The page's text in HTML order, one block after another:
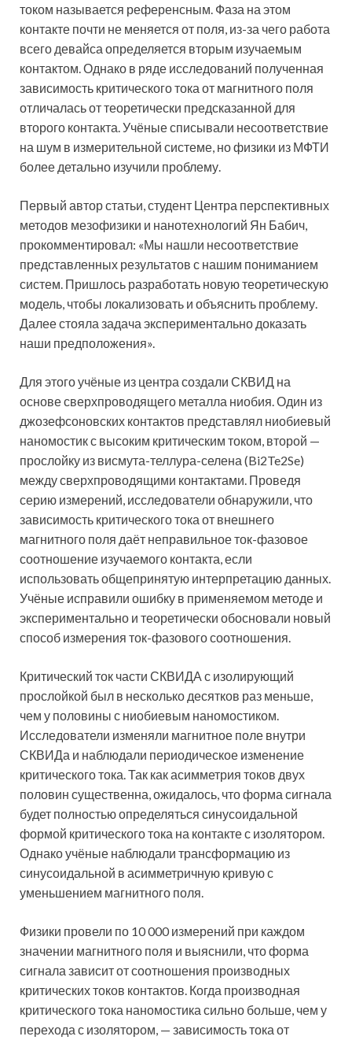
током называется референсным. Фаза на этом
контакте почти не меняется от поля, из-за чего работа
всего девайса определяется вторым изучаемым
контактом. Однако в ряде исследований полученная
зависимость критического тока от магнитного поля
отличалась от теоретически предсказанной для
второго контакта. Учёные списывали несоответствие
на шум в измерительной системе, но физики из МФТИ
более детально изучили проблему.
Первый автор статьи, студент Центра перспективных
методов мезофизики и нанотехнологий Ян Бабич,
прокомментировал: «Мы нашли несоответствие
представленных результатов с нашим пониманием
систем. Пришлось разработать новую теоретическую
модель, чтобы локализовать и объяснить проблему.
Далее стояла задача экспериментально доказать
наши предположения».
Для этого учёные из центра создали СКВИД на
основе сверхпроводящего металла ниобия. Один из
джозефсоновских контактов представлял ниобиевый
наномостик с высоким критическим током, второй —
прослойку из висмута-теллура-селена (Bi2Te2Se)
между сверхпроводящими контактами. Проведя
серию измерений, исследователи обнаружили, что
зависимость критического тока от внешнего
магнитного поля даёт неправильное ток-фазовое
соотношение изучаемого контакта, если
использовать общепринятую интерпретацию данных.
Учёные исправили ошибку в применяемом методе и
экспериментально и теоретически обосновали новый
способ измерения ток-фазового соотношения.
Критический ток части СКВИДА с изолирующий
прослойкой был в несколько десятков раз меньше,
чем у половины с ниобиевым наномостиком.
Исследователи изменяли магнитное поле внутри
СКВИДа и наблюдали периодическое изменение
критического тока. Так как асимметрия токов двух
половин существенна, ожидалось, что форма сигнала
будет полностью определяться синусоидальной
формой критического тока на контакте с изолятором.
Однако учёные наблюдали трансформацию из
синусоидальной в асимметричную кривую с
уменьшением магнитного поля.
Физики провели по 10 000 измерений при каждом
значении магнитного поля и выяснили, что форма
сигнала зависит от соотношения производных
критических токов контактов. Когда производная
критического тока наномостика сильно больше, чем у
перехода с изолятором, — зависимость тока от